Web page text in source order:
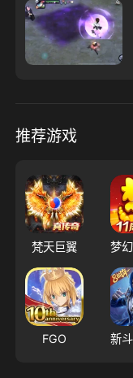
推荐游戏
梵天巨翼
FGO 新